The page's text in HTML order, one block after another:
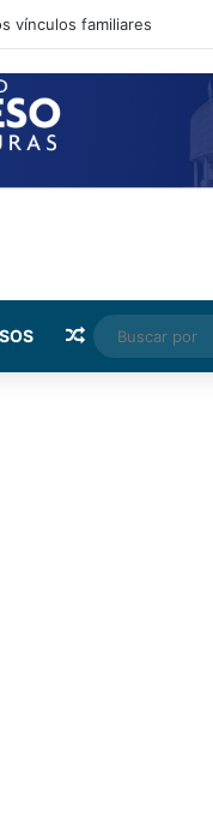
vínculos familiares
Random Article